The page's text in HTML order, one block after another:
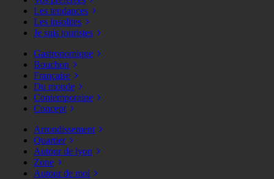
Les tendances
Les insolites
Je suis touristes
Gastronomique
Bouchon
Française
Du monde
Contemporaine
Concept
Arrondissement
Quartier
Autour de lyon
Zone
Autour de moi